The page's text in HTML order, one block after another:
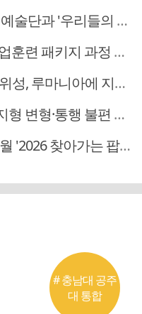
'우리들의 하모니' 선보여
패키지 과정 3기' 모집
아에 지상국 시스템 전수
·통행 불편 해법 찾는다
아가는 팝업놀이터' 운영
# 충남대 공주
대 통합